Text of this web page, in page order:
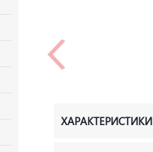
ХАРАКТЕРИСТИКИ